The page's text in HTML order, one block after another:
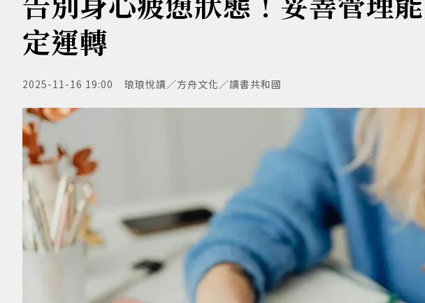
定運轉
2025-11-16 19:00 琅琅悅讀／方舟文化／讀書共和國